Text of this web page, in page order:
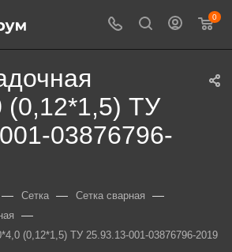
0
(0,12*1,5) ТУ
03876796-
— Сетка — Сетка сварная —
—
(0,12*1,5) ТУ 25.93.13-001-03876796-2019